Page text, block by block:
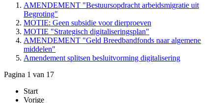
AMENDEMENT "Bestuursopdracht arbeidsmigratie uit
Begroting"
MOTIE: Geen subsidie voor dierproeven
MOTIE "Strategisch digitaliseringsplan"
AMENDEMENT "Geld Breedbandfonds naar algemene
middelen"
Amendement splitsen besluitvorming digitalisering
Pagina 1 van 17
Start
Vorige